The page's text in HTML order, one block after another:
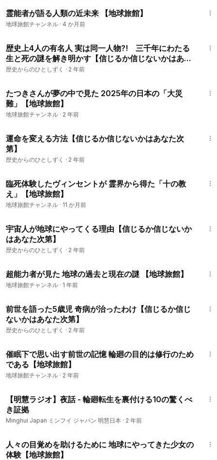
霊能者が語る人類の近未来 【地球旅館】
地球旅館チャンネル · 4 か月前
歴史上4人の有名人 実は同一人物?! 三千年にわたる
生と死の謎を解き明かす【信じるか信じないかはあな
た次第】
歴史からのひとしずく · 2 年前
たつきさんが夢の中で見た 2025年の日本の「大災
難」【地球旅館】
地球旅館チャンネル · 2 年前
運命を変える方法【信じるか信じないかはあなた次
第】
歴史からのひとしずく · 2 年前
臨死体験したヴィンセントが 霊界から得た「十の教
え」【地球旅館】
地球旅館チャンネル · 11 か月前
宇宙人が地球にやってくる理由【信じるか信じないか
はあなた次第】
歴史からのひとしずく · 2 年前
超能力者が見た 地球の過去と現在の謎 【地球旅館】
地球旅館チャンネル · 1 年前
前世を語った5歳児 奇病が治ったわけ【信じるか信じ
ないかはあなた次第】
歴史からのひとしずく · 2 年前
催眠下で思い出す前世の記憶 輪廻の目的は修行のため
である【地球旅館】
地球旅館チャンネル · 2 年前
【明慧ラジオ】夜話 - 輪廻転生を裏付ける10の驚くべ
き証拠
Minghui Japan ミンフイ ジャパン 明慧日本 · 2 年前
人々の目覚めを助けるために 地球にやってきた少女の
体験【地球旅館】